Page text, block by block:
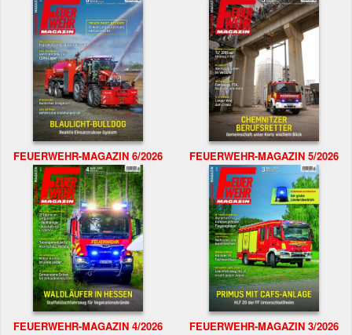
FEUERWEHR-MAGAZIN 6/2026 FEUERWEHR-MAGAZIN 5/2026
FEUERWEHR-MAGAZIN 4/2026 FEUERWEHR-MAGAZIN 3/2026